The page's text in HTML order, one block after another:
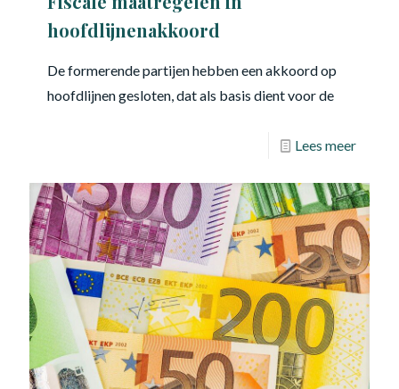
hoofdlijnenakkoord
De formerende partijen hebben een akkoord op
hoofdlijnen gesloten, dat als basis dient voor de
Lees meer